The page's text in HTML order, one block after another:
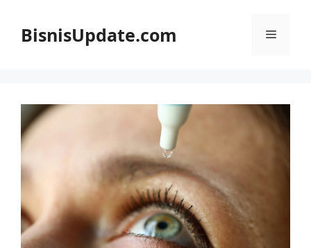
BisnisUpdate.com Menu